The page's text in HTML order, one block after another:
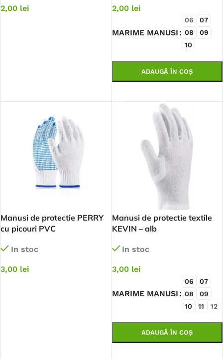
2,00 lei 2,00 lei
MARIME MANUSI
06
07
08
09
10
ADAUGĂ ÎN COȘ
Manusi de protectie PERRY
cu picouri PVC
In stoc
3,00 lei
Manusi de protectie textile
KEVIN – alb
In stoc
3,00 lei
MARIME MANUSI
06
07
08
09
10
11 12
ADAUGĂ ÎN COȘ